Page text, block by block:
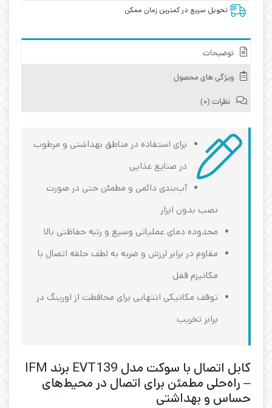
تحویل سریع در کمترین زمان ممکن
توضیحات
ویژگی های محصول
نظرات (0)
برای استفاده در مناطق بهداشتی و مرطوب
در صنایع غذایی
آب‌بندی دائمی و مطمئن حتی در صورت
نصب بدون ابزار
محدوده دمای عملیاتی وسیع و رتبه حفاظتی بالا
مقاوم در برابر لرزش و ضربه به لطف حلقه اتصال با
مکانیزم قفل
توقف مکانیکی انتهایی برای محافظت از اورینگ در
برابر تخریب
کابل اتصال با سوکت مدل EVT139 برند IFM
– راه‌حلی مطمئن برای اتصال در محیط‌های
حساس و بهداشتی